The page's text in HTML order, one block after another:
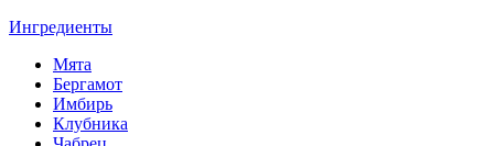
Ингредиенты
Мята
Бергамот
Имбирь
Клубника